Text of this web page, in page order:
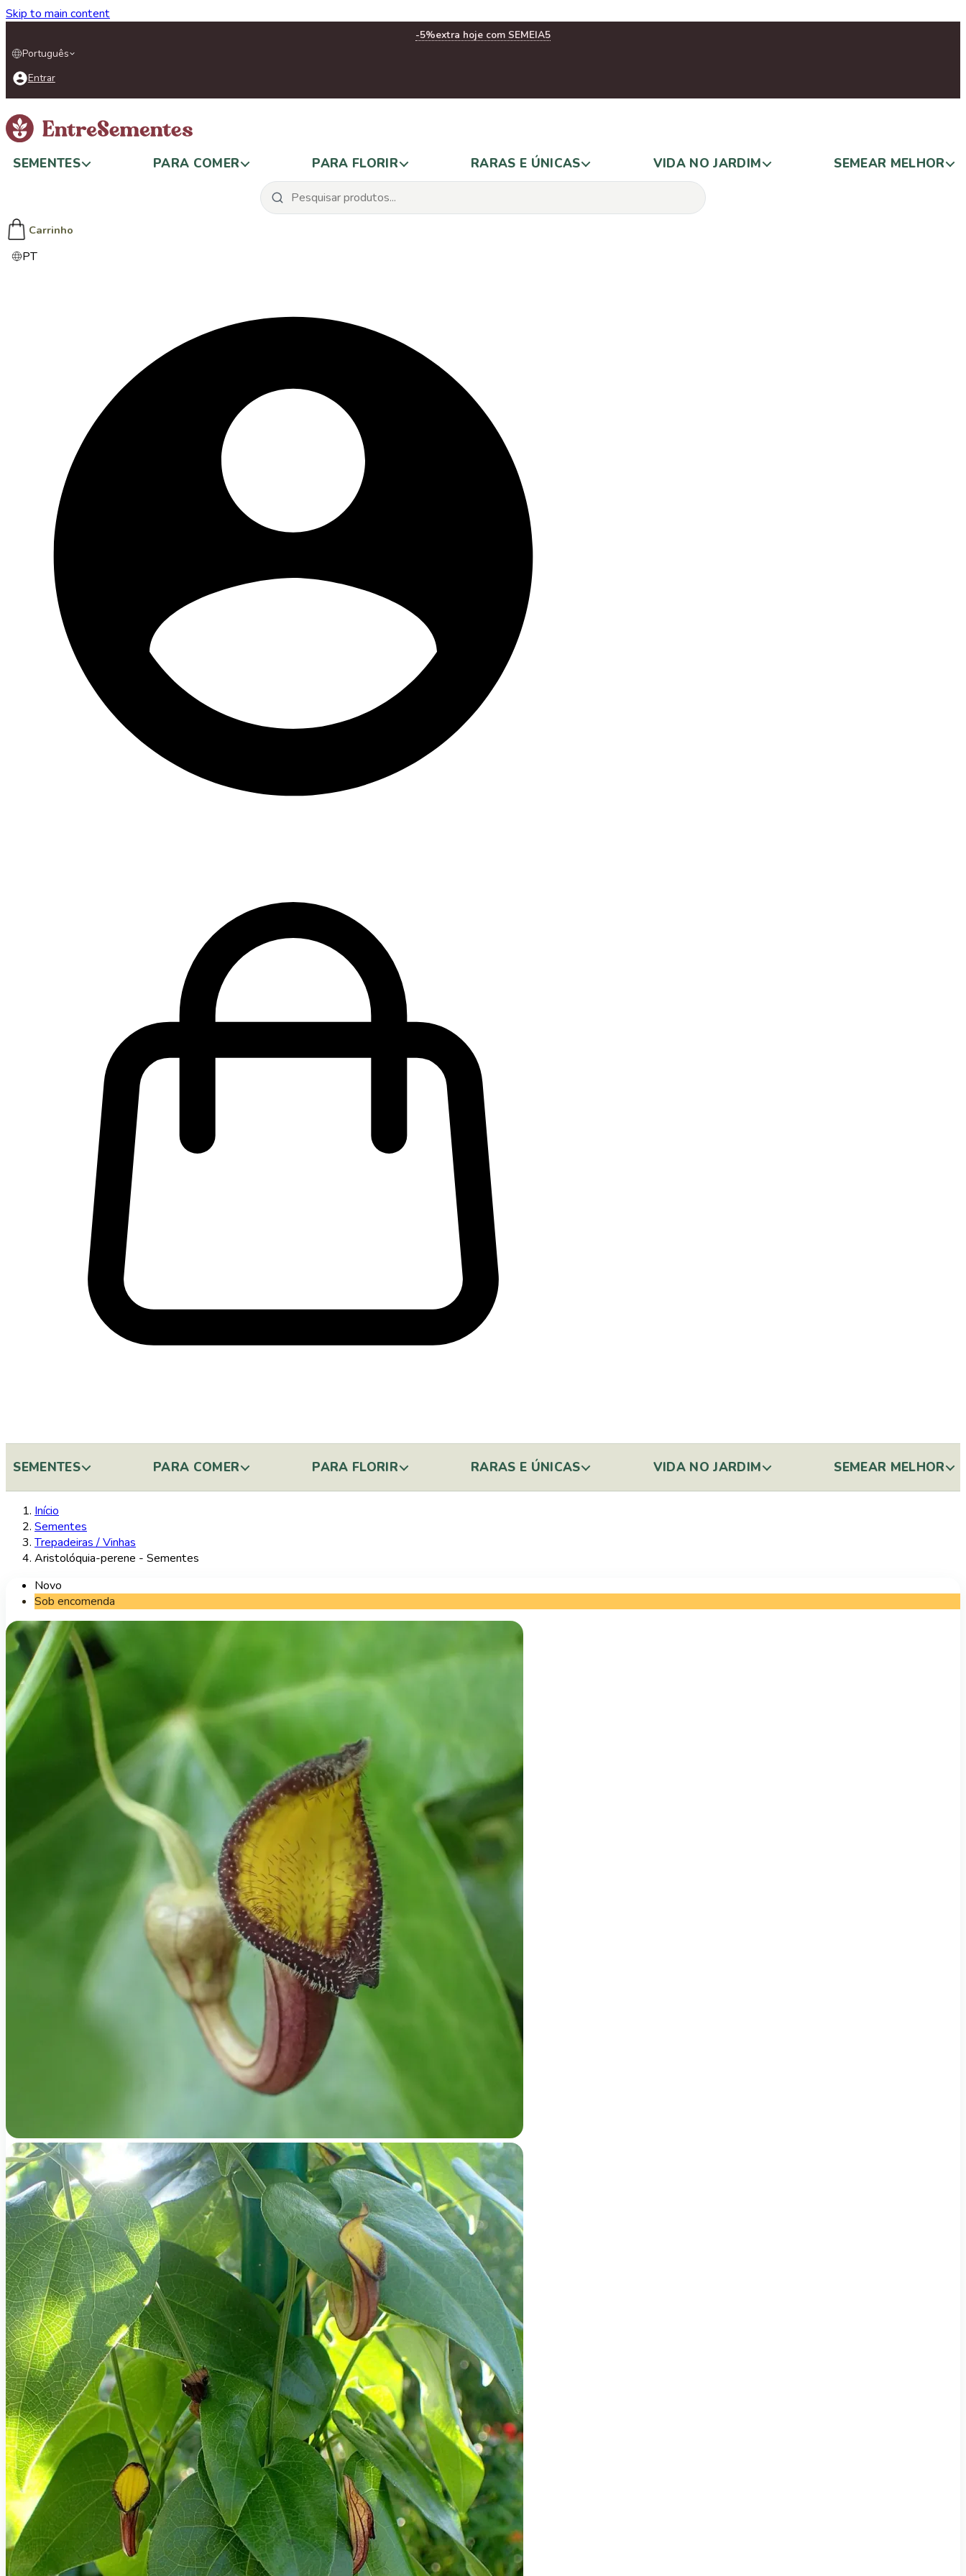
Skip to main content
-5%extra hoje com SEMEIA5
Português
Entrar
SEMENTES PARA COMER PARA FLORIR RARAS E ÚNICAS VIDA NO JARDIM SEMEAR MELHOR
Carrinho
PT
SEMENTES PARA COMER PARA FLORIR RARAS E ÚNICAS VIDA NO JARDIM SEMEAR MELHOR
Início
Sementes
Trepadeiras / Vinhas
Aristolóquia-perene - Sementes
Novo
Sob encomenda